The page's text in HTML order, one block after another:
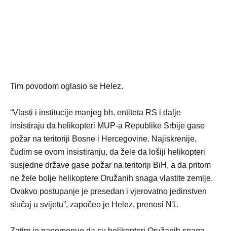
Tim povodom oglasio se Helez.
“Vlasti i institucije manjeg bh. entiteta RS i dalje
insistiraju da helikopteri MUP-a Republike Srbije gase
požar na teritoriji Bosne i Hercegovine. Najiskrenije,
čudim se ovom insistiranju, da žele da lošiji helikopteri
susjedne države gase požar na teritoriji BiH, a da pritom
ne žele bolje helikoptere Oružanih snaga vlastite zemlje.
Ovakvo postupanje je presedan i vjerovatno jedinstven
slučaj u svijetu”, započeo je Helez, prenosi N1.